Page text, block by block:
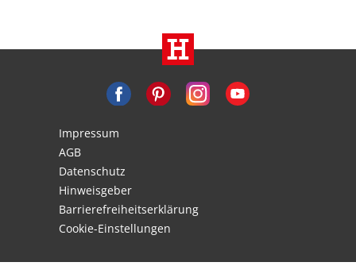
Impressum
AGB
Datenschutz
Hinweisgeber
Barrierefreiheitserklärung
Cookie-Einstellungen